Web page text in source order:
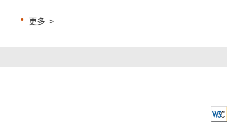
更多 >